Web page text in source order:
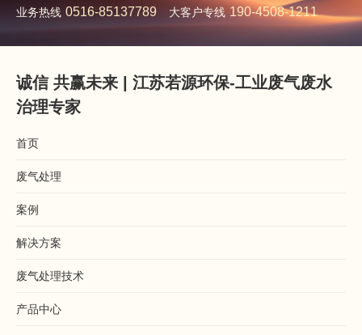
业务热线 0516-85137789 大客户专线 190-4508-1211
诚信 共赢未来 | 江苏若源环保-工业废气废水
治理专家
首页
废气处理
案例
解决方案
废气处理技术
产品中心